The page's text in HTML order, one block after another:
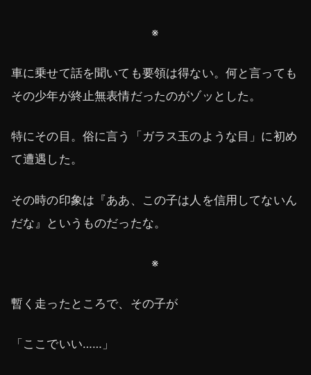
※
車に乗せて話を聞いても要領は得ない。何と言っても
その少年が終止無表情だったのがゾッとした。
特にその目。俗に言う「ガラス玉のような目」に初め
て遭遇した。
その時の印象は『ああ、この子は人を信用してないん
だな』というものだったな。
※
暫く走ったところで、その子が
「ここでいい……」